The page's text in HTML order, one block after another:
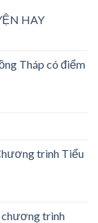
HAY
Tháp có điểm
trình Tiểu
chương trình